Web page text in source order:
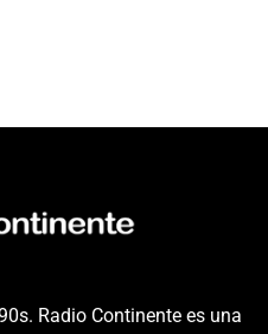
Radio Continente es una